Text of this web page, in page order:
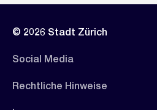
© 2026 Stadt Zürich
Social Media
Rechtliche Hinweise